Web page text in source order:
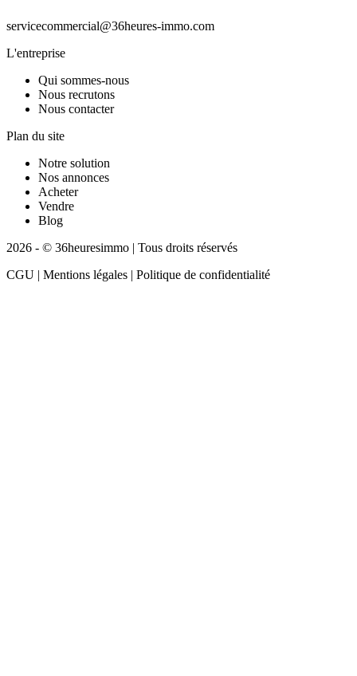
servicecommercial@36heures-immo.com
L'entreprise
Qui sommes-nous
Nous recrutons
Nous contacter
Plan du site
Notre solution
Nos annonces
Acheter
Vendre
Blog
2026 - © 36heuresimmo | Tous droits réservés
CGU | Mentions légales | Politique de confidentialité